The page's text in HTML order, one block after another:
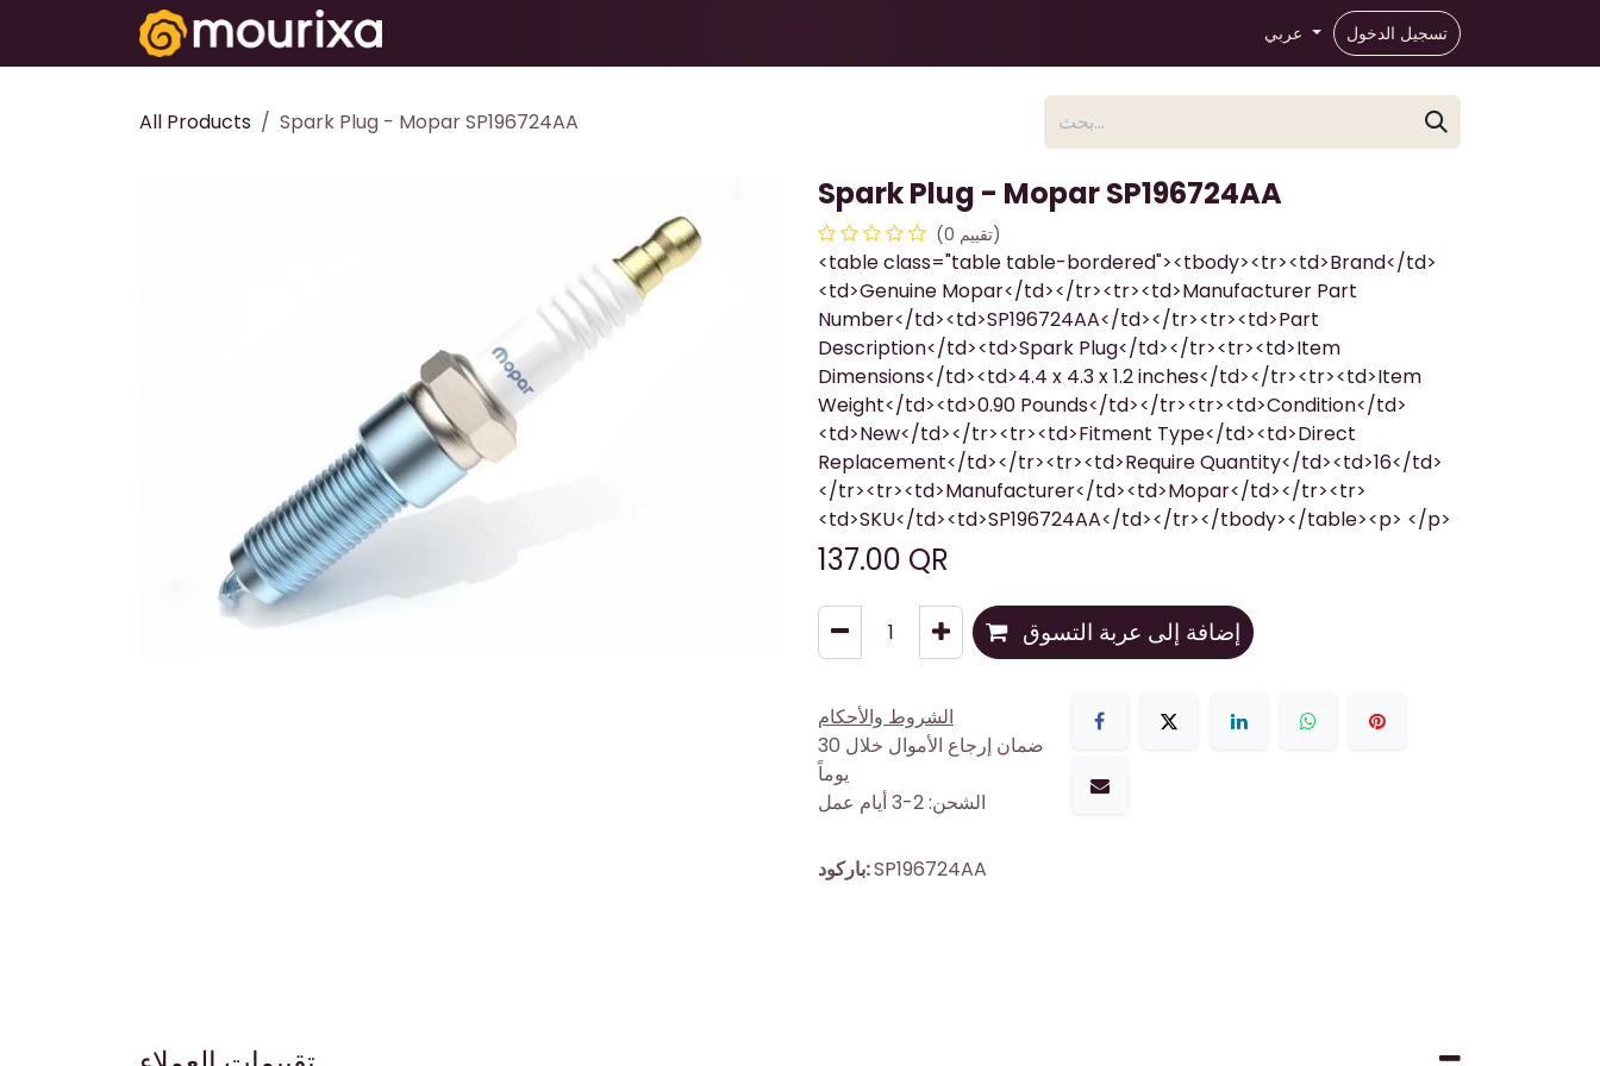
تخطي للذهاب إلى المحتوى
عربي تسجيل الدخول
All Products Spark Plug - Mopar SP196724AA
Spark Plug - Mopar SP196724AA
(تقييم 0)
<table class="table table-bordered"><tbody><tr><td>Brand</td>
<td>Genuine Mopar</td></tr><tr><td>Manufacturer Part
Number</td><td>SP196724AA</td></tr><tr><td>Part
Description</td><td>Spark Plug</td></tr><tr><td>Item
Dimensions</td><td>4.4 x 4.3 x 1.2 inches</td></tr><tr><td>Item
Weight</td><td>0.90 Pounds</td></tr><tr><td>Condition</td>
<td>New</td></tr><tr><td>Fitment Type</td><td>Direct
Replacement</td></tr><tr><td>Require Quantity</td><td>16</td>
</tr><tr><td>Manufacturer</td><td>Mopar</td></tr><tr>
<td>SKU</td><td>SP196724AA</td></tr></tbody></table><p> </p>
137.00 QR
إضافة إلى عربة التسوق
الشروط والأحكام
ضمان إرجاع الأموال خلال 30
يوماً
الشحن: 2-3 أيام عمل
باركود:SP196724AA